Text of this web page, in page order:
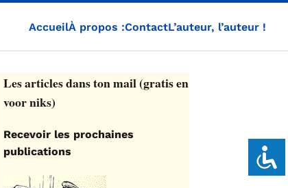
AccueilÀ propos :ContactL’auteur, l’auteur !
Les articles dans ton mail (gratis en
voor niks)
Recevoir les prochaines
publications